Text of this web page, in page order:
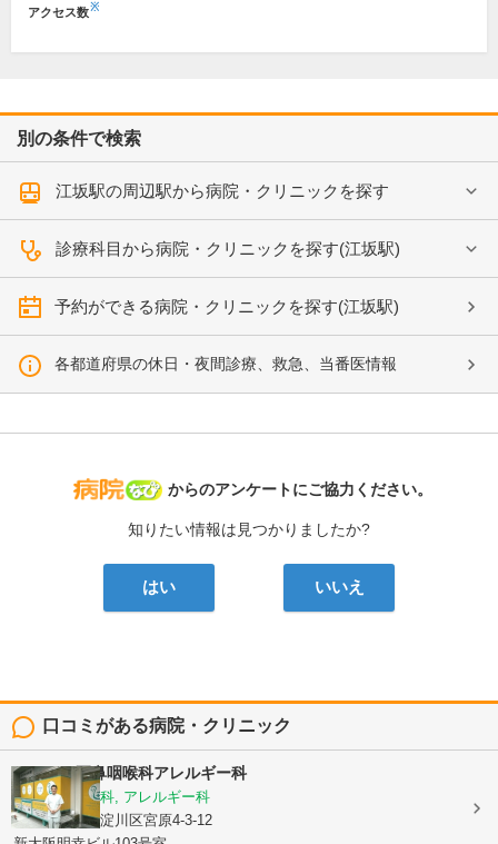
アクセス数※
別の条件で検索
江坂駅の周辺駅から病院・クリニックを探す
診療科目から病院・クリニックを探す(江坂駅)
予約ができる病院・クリニックを探す(江坂駅)
各都道府県の休日・夜間診療、救急、当番医情報
病院なび
からのアンケートにご協力ください。
知りたい情報は見つかりましたか?
はい いいえ
口コミがある病院・クリニック
まさもと耳鼻咽喉科アレルギー科
耳鼻いんこう科, アレルギー科
大阪府大阪市淀川区宮原4-3-12